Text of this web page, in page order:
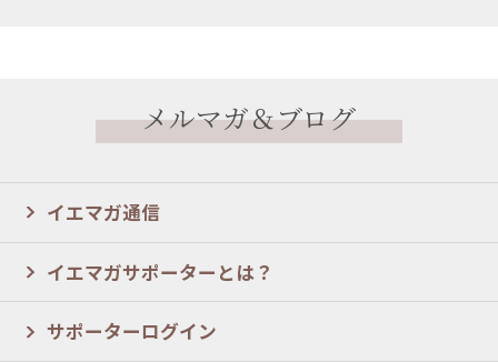
メルマガ＆ブログ
イエマガ通信
イエマガサポーターとは？
サポーターログイン